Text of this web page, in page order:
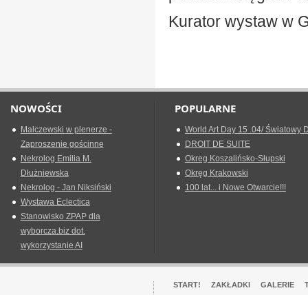
Kurator wystaw w
NOWOŚCI
Malczewski w plenerze -
Zaproszenie gościnne
Nekrolog Emilia M.
Dłużniewska
Nekrolog - Jan Niksiński
Wystawa Eclectica
Stanowisko ZPAP dla
wyborcza.biz dot.
wykorzystanie AI
POPULARNE
World Art Day 15 .04/ Światowy
DROIT DE SUITE
Okreg Koszalińsko-Słupski
Okręg Krakowski
100 lat... i Nowe Otwarcie!!!
START! ZAKŁADKI GALERIE